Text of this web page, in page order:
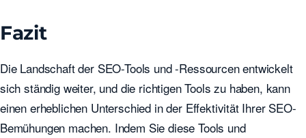
Fazit
Die Landschaft der SEO-Tools und -Ressourcen entwickelt
sich ständig weiter, und die richtigen Tools zu haben, kann
einen erheblichen Unterschied in der Effektivität Ihrer SEO-
Bemühungen machen. Indem Sie diese Tools und